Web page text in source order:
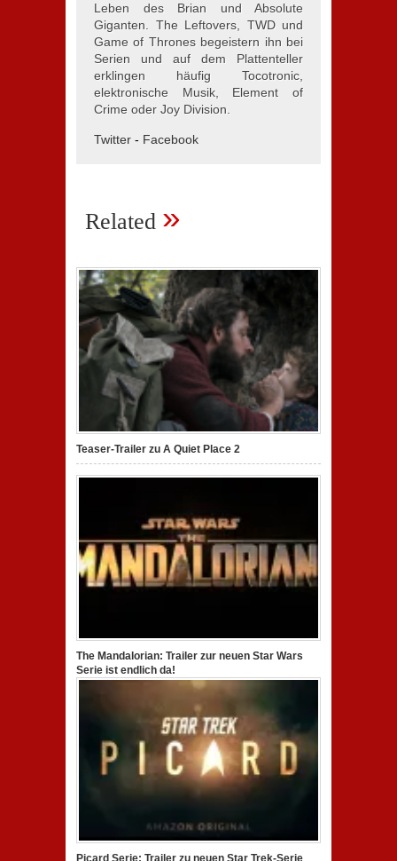
Leben des Brian und Absolute
Giganten. The Leftovers, TWD und
Game of Thrones begeistern ihn bei
Serien und auf dem Plattenteller
erklingen häufig Tocotronic,
elektronische Musik, Element of
Crime oder Joy Division.
Twitter - Facebook
Related »
Teaser-Trailer zu A Quiet Place 2
The Mandalorian: Trailer zur neuen Star Wars
Serie ist endlich da!
Picard Serie: Trailer zu neuen Star Trek-Serie